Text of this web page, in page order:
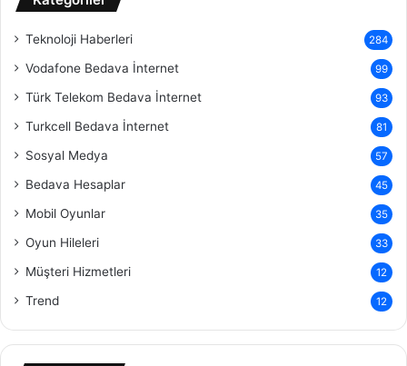
Teknoloji Haberleri 284
Vodafone Bedava İnternet 99
Türk Telekom Bedava İnternet 93
Turkcell Bedava İnternet 81
Sosyal Medya 57
Bedava Hesaplar 45
Mobil Oyunlar 35
Oyun Hileleri 33
Müşteri Hizmetleri 12
Trend 12